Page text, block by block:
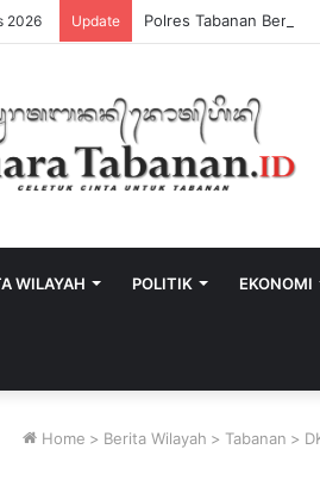
2026 Update
WILAYAH POLITIK EKONOMI
Home > Berita Wilayah > Tabanan >